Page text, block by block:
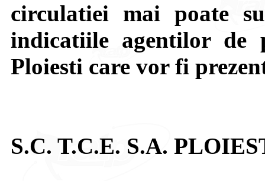
circulatiei mai poate
indicatiile agentilor
Ploiesti care vor fi
S.C. T.C.E. S.A.